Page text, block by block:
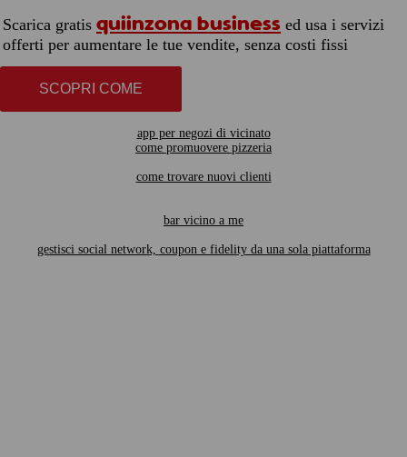
Scarica gratis quiinzona business ed usa i servizi
offerti per aumentare le tue vendite, senza costi fissi
SCOPRI COME
app per negozi di vicinato
come promuovere pizzeria
come trovare nuovi clienti
bar vicino a me
gestisci social network, coupon e fidelity da una sola piattaforma